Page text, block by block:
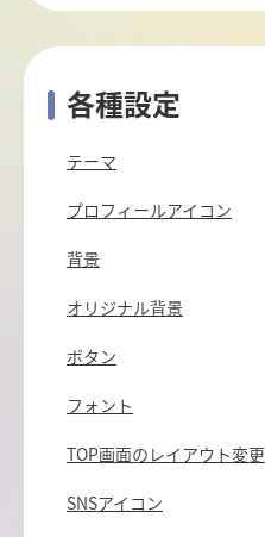
各種設定
テーマ
プロフィールアイコン
背景
オリジナル背景
ボタン
フォント
TOP画面のレイアウト変更
SNSアイコン